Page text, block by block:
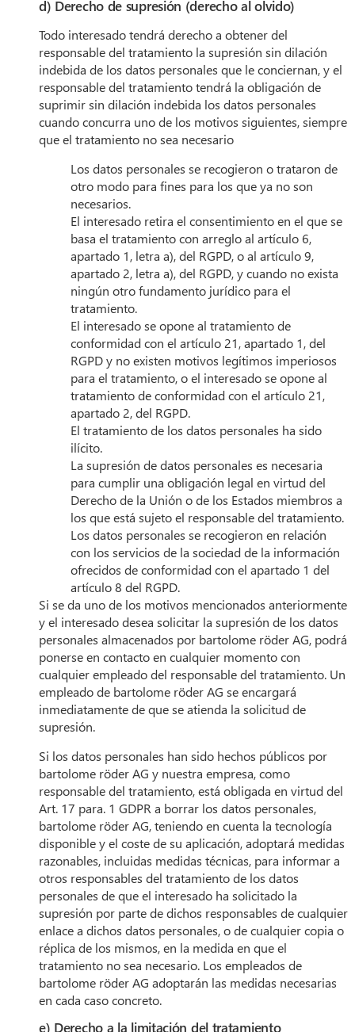
d) Derecho de supresión (derecho al olvido)
Todo interesado tendrá derecho a obtener del
responsable del tratamiento la supresión sin dilación
indebida de los datos personales que le conciernan, y el
responsable del tratamiento tendrá la obligación de
suprimir sin dilación indebida los datos personales
cuando concurra uno de los motivos siguientes, siempre
que el tratamiento no sea necesario
Los datos personales se recogieron o trataron de
otro modo para fines para los que ya no son
necesarios.
El interesado retira el consentimiento en el que se
basa el tratamiento con arreglo al artículo 6,
apartado 1, letra a), del RGPD, o al artículo 9,
apartado 2, letra a), del RGPD, y cuando no exista
ningún otro fundamento jurídico para el
tratamiento.
El interesado se opone al tratamiento de
conformidad con el artículo 21, apartado 1, del
RGPD y no existen motivos legítimos imperiosos
para el tratamiento, o el interesado se opone al
tratamiento de conformidad con el artículo 21,
apartado 2, del RGPD.
El tratamiento de los datos personales ha sido
ilícito.
La supresión de datos personales es necesaria
para cumplir una obligación legal en virtud del
Derecho de la Unión o de los Estados miembros a
los que está sujeto el responsable del tratamiento.
Los datos personales se recogieron en relación
con los servicios de la sociedad de la información
ofrecidos de conformidad con el apartado 1 del
artículo 8 del RGPD.
Si se da uno de los motivos mencionados anteriormente
y el interesado desea solicitar la supresión de los datos
personales almacenados por bartolome röder AG, podrá
ponerse en contacto en cualquier momento con
cualquier empleado del responsable del tratamiento. Un
empleado de bartolome röder AG se encargará
inmediatamente de que se atienda la solicitud de
supresión.
Si los datos personales han sido hechos públicos por
bartolome röder AG y nuestra empresa, como
responsable del tratamiento, está obligada en virtud del
Art. 17 para. 1 GDPR a borrar los datos personales,
bartolome röder AG, teniendo en cuenta la tecnología
disponible y el coste de su aplicación, adoptará medidas
razonables, incluidas medidas técnicas, para informar a
otros responsables del tratamiento de los datos
personales de que el interesado ha solicitado la
supresión por parte de dichos responsables de cualquier
enlace a dichos datos personales, o de cualquier copia o
réplica de los mismos, en la medida en que el
tratamiento no sea necesario. Los empleados de
bartolome röder AG adoptarán las medidas necesarias
en cada caso concreto.
e) Derecho a la limitación del tratamiento